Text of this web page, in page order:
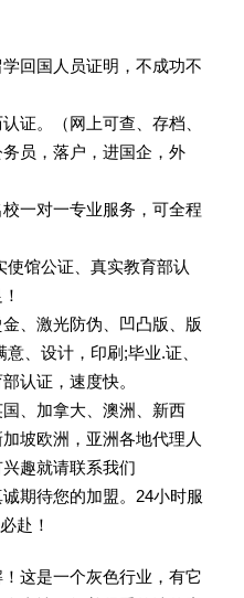
回国人员证明，不成功不
证。（网上可查、存档、
员，落户，进国企，外
一对一专业服务，可全程
馆公证、真实教育部认
、激光防伪、凹凸版、版
、设计，印刷;毕业.证、
认证，速度快。
、加拿大、澳洲、新西
坡欧洲，亚洲各地代理人
趣就请联系我们
期待您的加盟。24小时服
赴！
这是一个灰色行业，有它